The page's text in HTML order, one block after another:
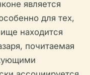
является
для тех,
находится
почитаемая